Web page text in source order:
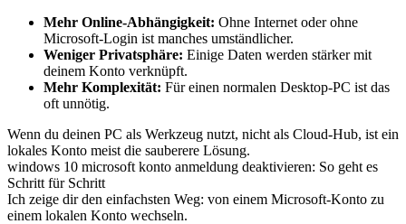
Mehr Online-Abhängigkeit: Ohne Internet oder ohne
Microsoft-Login ist manches umständlicher.
Weniger Privatsphäre: Einige Daten werden stärker mit
deinem Konto verknüpft.
Mehr Komplexität: Für einen normalen Desktop-PC ist das
oft unnötig.
Wenn du deinen PC als Werkzeug nutzt, nicht als Cloud-Hub, ist ein
lokales Konto meist die sauberere Lösung.
windows 10 microsoft konto anmeldung deaktivieren: So geht es
Schritt für Schritt
Ich zeige dir den einfachsten Weg: von einem Microsoft-Konto zu
einem lokalen Konto wechseln.